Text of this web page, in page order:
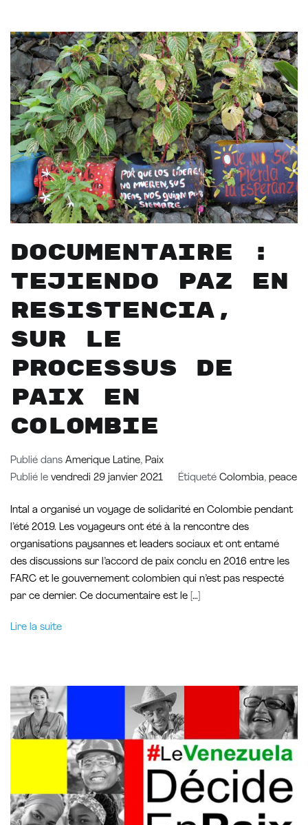
Documentaire :
Tejiendo paz en
Resistencia,
sur le
processus de
paix en
Colombie
Publié dans Amerique Latine, Paix
Publié le vendredi 29 janvier 2021 Étiqueté Colombia, peace
Intal a organisé un voyage de solidarité en Colombie pendant
l’été 2019. Les voyageurs ont été à la rencontre des
organisations paysannes et leaders sociaux et ont entamé
des discussions sur l’accord de paix conclu en 2016 entre les
FARC et le gouvernement colombien qui n’est pas respecté
par ce dernier. Ce documentaire est le […]
Lire la suite